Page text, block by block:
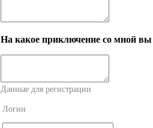
На какое приключение со мной вы
Данные для регистрации
Логин